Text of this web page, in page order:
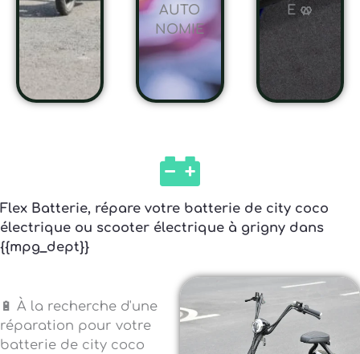
AUTO
NOMIE
E 🥨
Flex Batterie, répare votre batterie de city coco
électrique ou scooter électrique à grigny dans
{{mpg_dept}}
🔋 À la recherche d'une
réparation pour votre
batterie de city coco